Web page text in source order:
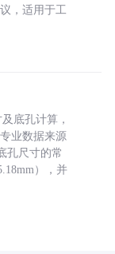
，适用于工
底孔计算，
业数据来源
孔尺寸的常
），并